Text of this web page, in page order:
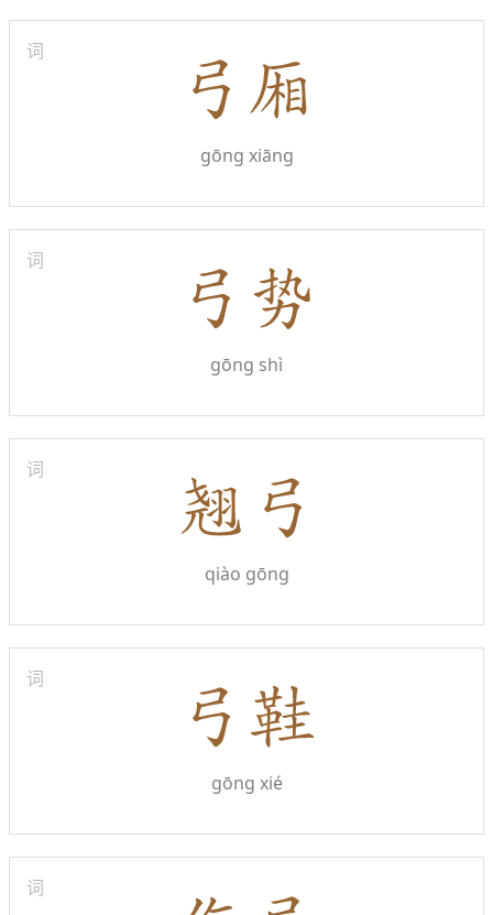
词
gōng xiāng
词
gōng shì
词
qiào gōng
词
gōng xié
词